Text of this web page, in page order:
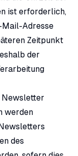
ist erforderlich,
Mail-Adresse
Zeitpunkt
der
Newsletter
werden
des